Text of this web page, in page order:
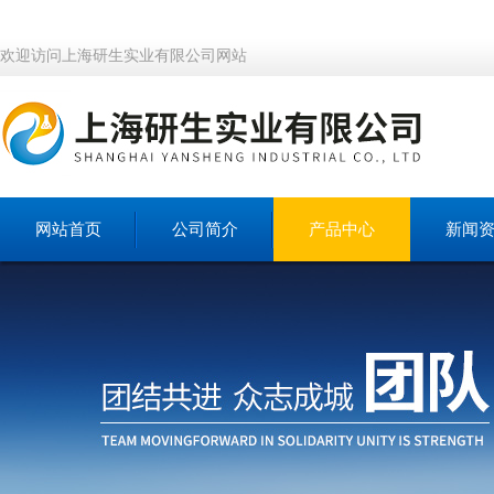
欢迎访问上海研生实业有限公司网站
网站首页 公司简介 产品中心 新闻